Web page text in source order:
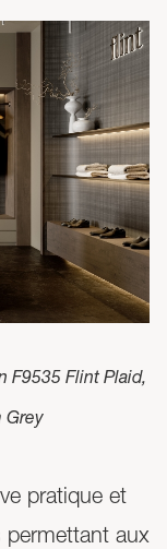
F9535 Flint Plaid,
Grey
pratique et
permettant aux